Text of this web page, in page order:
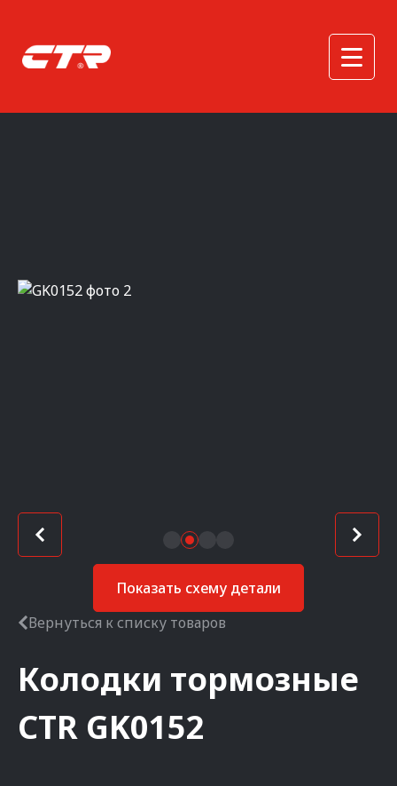
Показать схему детали
Вернуться к списку товаров
Колодки тормозные
CTR GK0152